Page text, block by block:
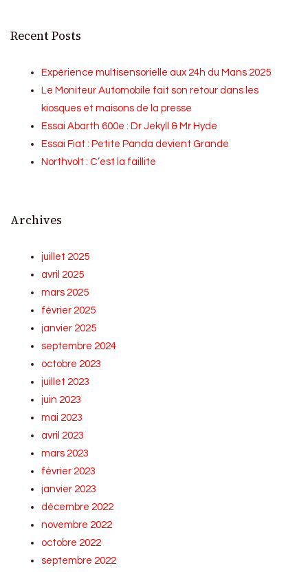
Recent Posts
Expérience multisensorielle aux 24h du Mans 2025
Le Moniteur Automobile fait son retour dans les
kiosques et maisons de la presse
Essai Abarth 600e : Dr Jekyll & Mr Hyde
Essai Fiat : Petite Panda devient Grande
Northvolt : C’est la faillite
Archives
juillet 2025
avril 2025
mars 2025
février 2025
janvier 2025
septembre 2024
octobre 2023
juillet 2023
juin 2023
mai 2023
avril 2023
mars 2023
février 2023
janvier 2023
décembre 2022
novembre 2022
octobre 2022
septembre 2022